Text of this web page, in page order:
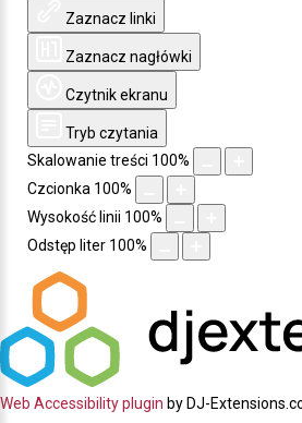
Zaznacz linki
Zaznacz nagłówki
Czytnik ekranu
Tryb czytania
Skalowanie treści 100%
Czcionka 100%
Wysokość linii 100%
Odstęp liter 100%
Web Accessibility plugin by DJ-